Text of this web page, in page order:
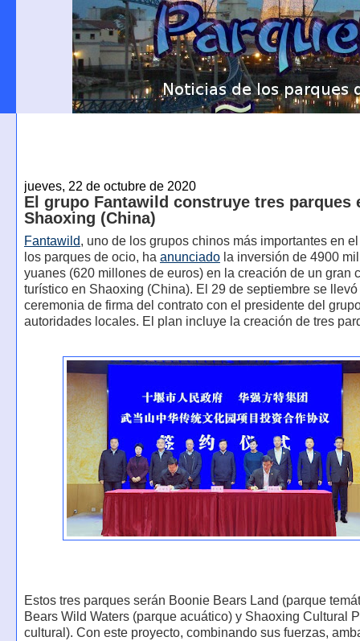
jueves, 22 de octubre de 2020
El grupo Fantawild construye tres parques
Shaoxing (China)
Fantawild, uno de los grupos chinos más importantes en
los parques de ocio, ha anunciadola inversión de 4900
yuanes (620 millones de euros) en la creación de un gran
turístico en Shaoxing (China). El 29 de septiembre se
ceremonia de firma del contrato con el presidente del
autoridades locales. El plan incluye la creación de tres
Estos tres parques serán Boonie Bears Land (parque
Bears Wild Waters (parque acuático) y Shaoxing Cultural
cultural). Con este proyecto, combinando sus fuerzas,